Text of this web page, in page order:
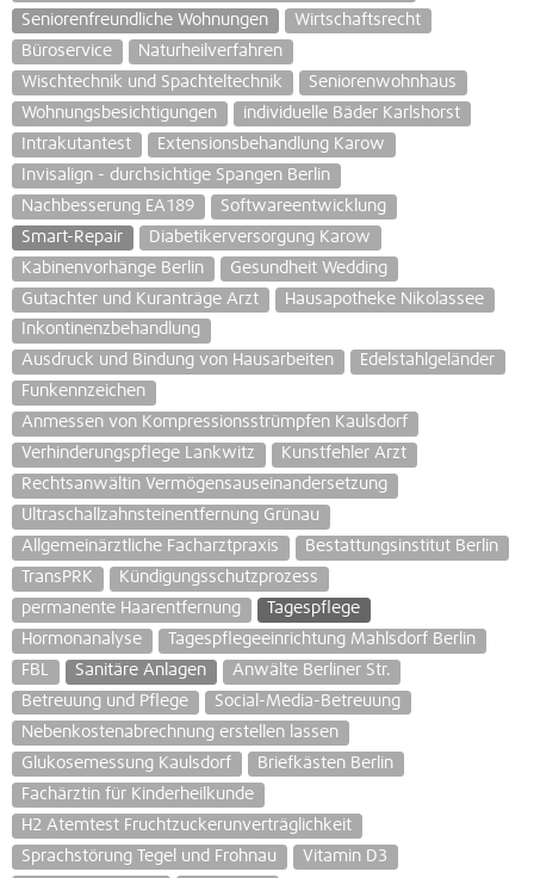
Seniorenfreundliche Wohnungen
Wirtschaftsrecht
Büroservice
Naturheilverfahren
Wischtechnik und Spachteltechnik
Seniorenwohnhaus
Wohnungsbesichtigungen
individuelle Bäder Karlshorst
Intrakutantest
Extensionsbehandlung Karow
Invisalign - durchsichtige Spangen Berlin
Nachbesserung EA189
Softwareentwicklung
Smart-Repair
Diabetikerversorgung Karow
Kabinenvorhänge Berlin
Gesundheit Wedding
Gutachter und Kuranträge Arzt
Hausapotheke Nikolassee
Inkontinenzbehandlung
Ausdruck und Bindung von Hausarbeiten
Edelstahlgeländer
Funkennzeichen
Anmessen von Kompressionsstrümpfen Kaulsdorf
Verhinderungspflege Lankwitz
Kunstfehler Arzt
Rechtsanwältin Vermögensauseinandersetzung
Ultraschallzahnsteinentfernung Grünau
Allgemeinärztliche Facharztpraxis
Bestattungsinstitut Berlin
TransPRK
Kündigungsschutzprozess
permanente Haarentfernung
Tagespflege
Hormonanalyse
Tagespflegeeinrichtung Mahlsdorf Berlin
FBL
Sanitäre Anlagen
Anwälte Berliner Str.
Betreuung und Pflege
Social-Media-Betreuung
Nebenkostenabrechnung erstellen lassen
Glukosemessung Kaulsdorf
Briefkästen Berlin
Fachärztin für Kinderheilkunde
H2 Atemtest Fruchtzuckerunverträglichkeit
Sprachstörung Tegel und Frohnau
Vitamin D3